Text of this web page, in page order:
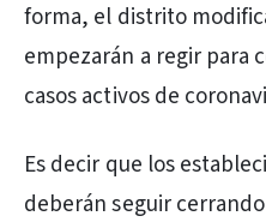
forma, el distrito
empezarán a regir para
casos activos de
Es decir que los
deberán seguir